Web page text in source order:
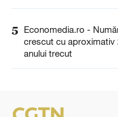
5
Economedia.ro -
crescut cu aproximativ
anului trecut